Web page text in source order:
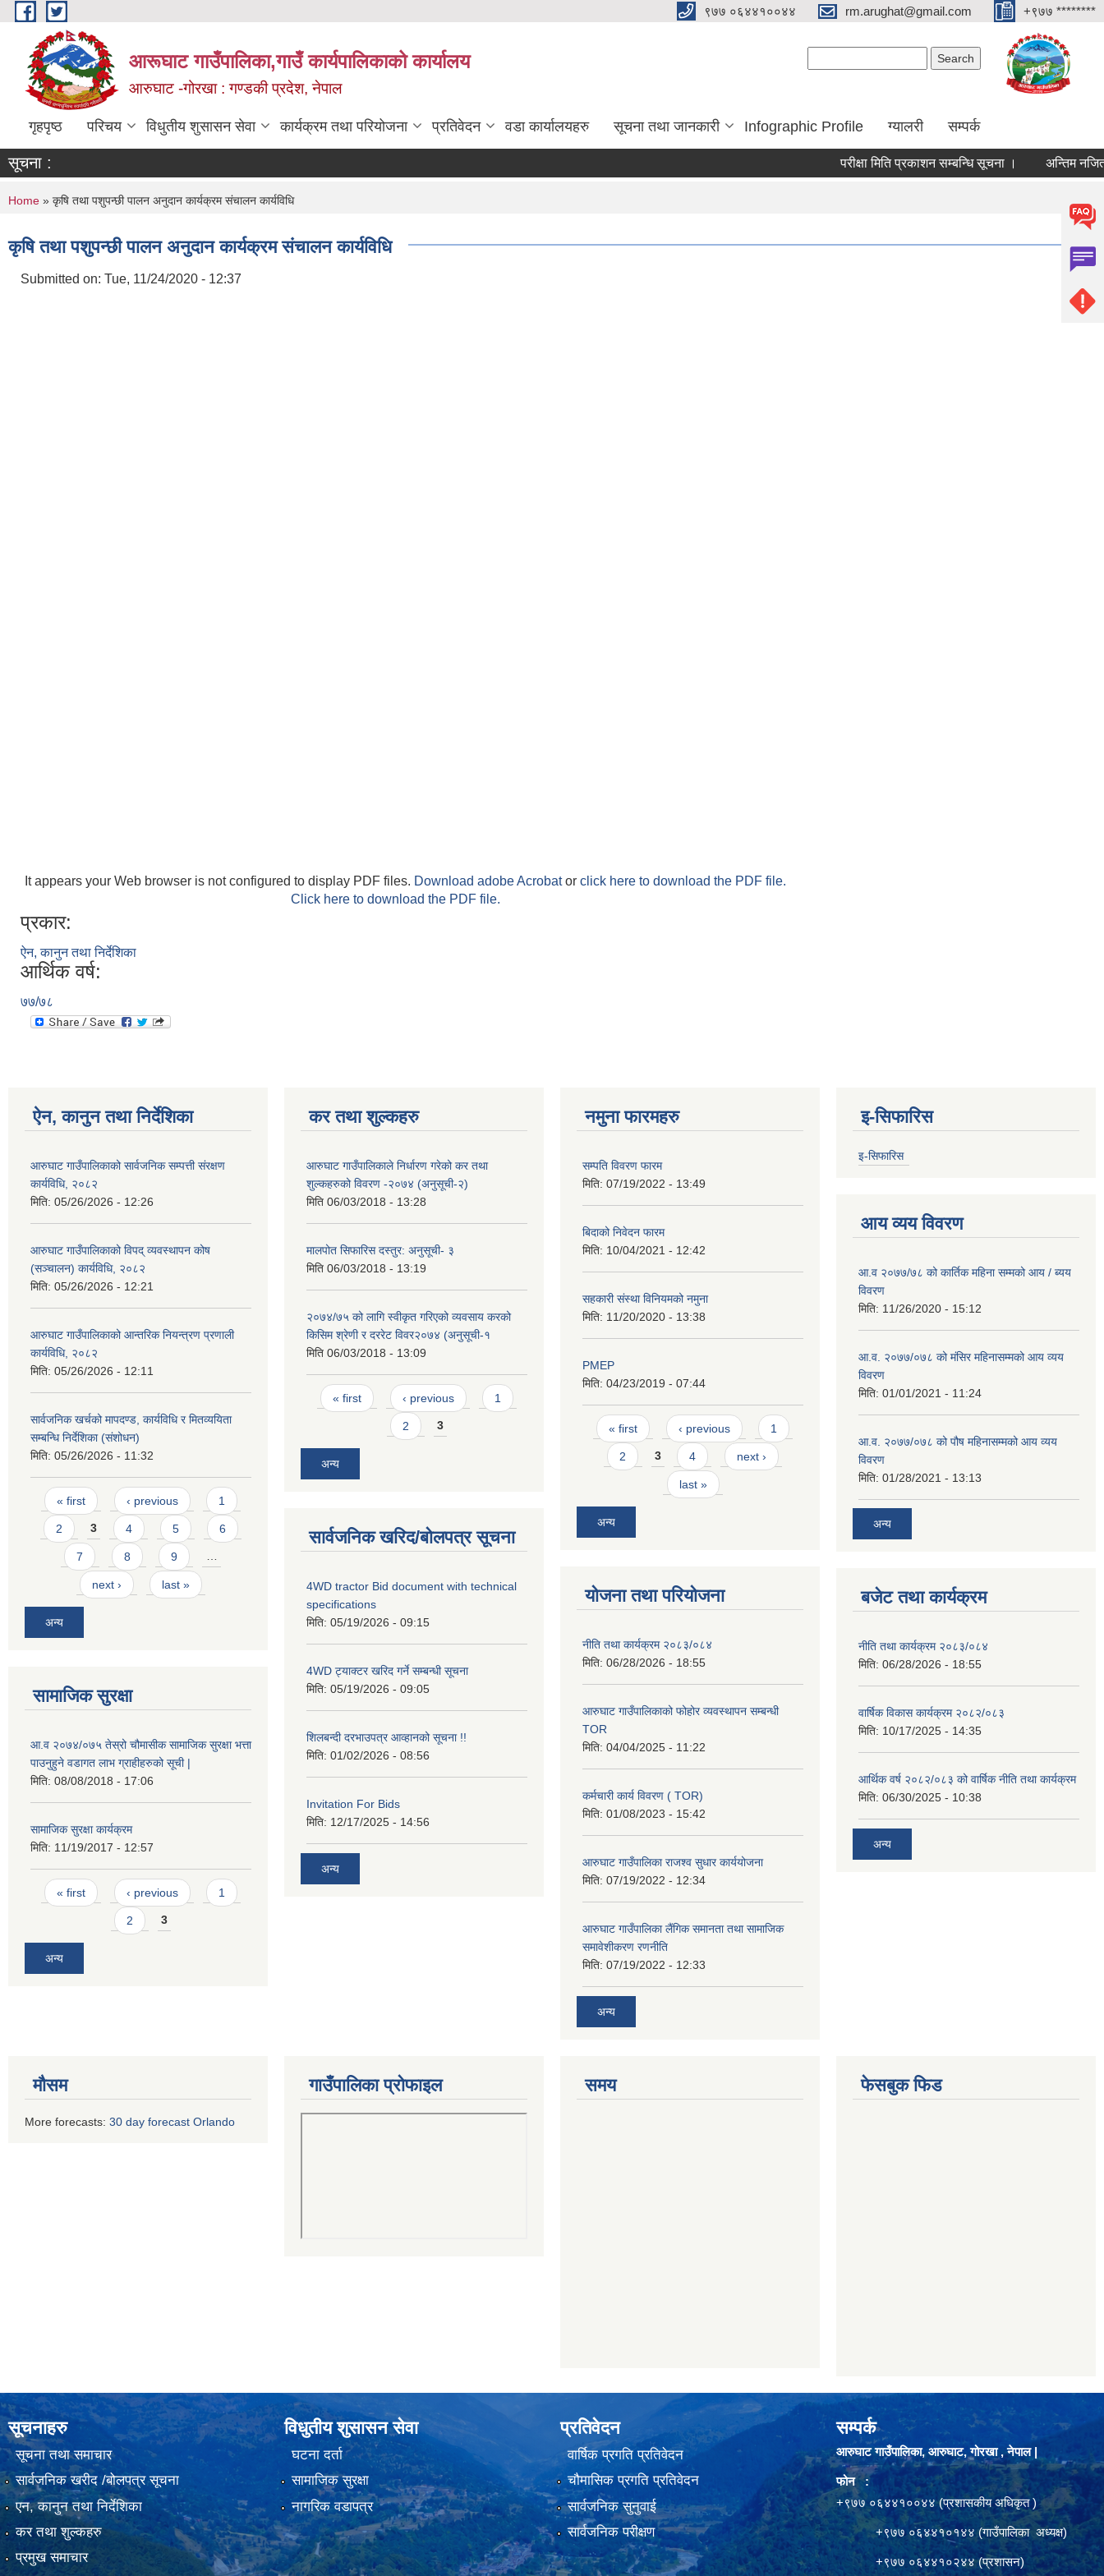
Skip to main content ९७७ ०६४४१००४४ rm.arughat@gmail.com +९७७ ********
आरूघाट गाउँपालिका,गाउँ कार्यपालिकाको कार्यालय
आरुघाट -गोरखा : गण्डकी प्रदेश, नेपाल
गृहपृष्ठ परिचय विधुतीय शुसासन सेवा कार्यक्रम तथा परियोजना प्रतिवेदन वडा कार्यालयहरु सूचना तथा जानकारी Infographic Profile ग्यालरी सम्पर्क
सूचना : परीक्षा मिति प्रकाशन सम्बन्धि सूचना । अन्तिम नजिता
You are here
Home » कृषि तथा पशुपन्छी पालन अनुदान कार्यक्रम संचालन कार्यविधि
कृषि तथा पशुपन्छी पालन अनुदान कार्यक्रम संचालन कार्यविधि
Submitted on: Tue, 11/24/2020 - 12:37
It appears your Web browser is not configured to display PDF files. Download adobe Acrobator click here to download the PDF file.
Click here to download the PDF file.
प्रकार:
ऐन, कानुन तथा निर्देशिका
आर्थिक वर्ष:
७७/७८
ऐन, कानुन तथा निर्देशिका
आरुघाट गाउँपालिकाको सार्वजनिक सम्पत्ती संरक्षण
कार्यविधि, २०८२
मिति: 05/26/2026 - 12:26
आरुघाट गाउँपालिकाको विपद् व्यवस्थापन कोष
(सञ्चालन) कार्यविधि, २०८२
मिति: 05/26/2026 - 12:21
आरुघाट गाउँपालिकाको आन्तरिक नियन्त्रण प्रणाली
कार्यविधि, २०८२
मिति: 05/26/2026 - 12:11
सार्वजनिक खर्चको मापदण्ड, कार्यविधि र मितव्ययिता
सम्बन्धि निर्देशिका (संशोधन)
मिति: 05/26/2026 - 11:32
Pages
« first ‹ previous 1
2 3 4 5 6
7 8 9 …
next › last »
अन्य
सामाजिक सुरक्षा
आ.व २०७४/०७५ तेस्रो चौमासीक सामाजिक सुरक्षा भत्ता
पाउनुहुने वडागत लाभ ग्राहीहरुको सूची |
मिति: 08/08/2018 - 17:06
सामाजिक सुरक्षा कार्यक्रम
मिति: 11/19/2017 - 12:57
Pages
« first ‹ previous 1
2 3
अन्य
कर तथा शुल्कहरु
आरुघाट गाउँपालिकाले निर्धारण गरेको कर तथा
शुल्कहरुको विवरण -२०७४ (अनुसूची-२)
मिति 06/03/2018 - 13:28
मालपोत सिफारिस दस्तुर: अनुसूची- ३
मिति 06/03/2018 - 13:19
२०७४/७५ को लागि स्वीकृत गरिएको व्यवसाय करको
किसिम श्रेणी र दररेट विवर२०७४ (अनुसूची-१
मिति 06/03/2018 - 13:09
Pages
« first ‹ previous 1
2 3
अन्य
सार्वजनिक खरिद/बोलपत्र सूचना
4WD tractor Bid document with technical
specifications
मिति: 05/19/2026 - 09:15
4WD ट्याक्टर खरिद गर्ने सम्बन्धी सूचना
मिति: 05/19/2026 - 09:05
शिलबन्दी दरभाउपत्र आव्हानको सूचना !!
मिति: 01/02/2026 - 08:56
Invitation For Bids
मिति: 12/17/2025 - 14:56
अन्य
नमुना फारमहरु
सम्पति विवरण फारम
मिति: 07/19/2022 - 13:49
बिदाको निवेदन फारम
मिति: 10/04/2021 - 12:42
सहकारी संस्था विनियमको नमुना
मिति: 11/20/2020 - 13:38
PMEP
मिति: 04/23/2019 - 07:44
Pages
« first ‹ previous 1
2 3 4 next ›
last »
अन्य
योजना तथा परियोजना
नीति तथा कार्यक्रम २०८३/०८४
मिति: 06/28/2026 - 18:55
आरुघाट गाउँपालिकाको फोहोर व्यवस्थापन सम्बन्धी
TOR
मिति: 04/04/2025 - 11:22
कर्मचारी कार्य विवरण ( TOR)
मिति: 01/08/2023 - 15:42
आरुघाट गाउँपालिका राजश्व सुधार कार्ययोजना
मिति: 07/19/2022 - 12:34
आरुघाट गाउँपालिका लैंगिक समानता तथा सामाजिक
समावेशीकरण रणनीति
मिति: 07/19/2022 - 12:33
अन्य
इ-सिफारिस
इ-सिफारिस
आय व्यय विवरण
आ.व २०७७/७८ को कार्तिक महिना सम्मको आय / ब्यय
विवरण
मिति: 11/26/2020 - 15:12
आ.व. २०७७/०७८ को मंसिर महिनासम्मको आय व्यय
विवरण
मिति: 01/01/2021 - 11:24
आ.व. २०७७/०७८ को पौष महिनासम्मको आय व्यय
विवरण
मिति: 01/28/2021 - 13:13
अन्य
बजेट तथा कार्यक्रम
नीति तथा कार्यक्रम २०८३/०८४
मिति: 06/28/2026 - 18:55
वार्षिक विकास कार्यक्रम २०८२/०८३
मिति: 10/17/2025 - 14:35
आर्थिक वर्ष २०८२/०८३ को वार्षिक नीति तथा कार्यक्रम
मिति: 06/30/2025 - 10:38
अन्य
मौसम
More forecasts: 30 day forecast Orlando
गाउँपालिका प्रोफाइल समय फेसबुक फिड
सूचनाहरु
सूचना तथा समाचार
सार्वजनिक खरीद /बोलपत्र सूचना
एन, कानुन तथा निर्देशिका
कर तथा शुल्कहरु
प्रमुख समाचार
विधुतीय शुसासन सेवा
घटना दर्ता
सामाजिक सुरक्षा
नागरिक वडापत्र
प्रतिवेदन
वार्षिक प्रगति प्रतिवेदन
चौमासिक प्रगति प्रतिवेदन
सार्वजनिक सुनुवाई
सार्वजनिक परीक्षण
सम्पर्क
आरुघाट गाउँपालिका, आरुघाट, गोरखा , नेपाल |
फोन :
+९७७ ०६४४१००४४ (प्रशासकीय अधिकृत )
+९७७ ०६४४१०१४४ (गाउँपालिका अध्यक्ष)
+९७७ ०६४४१०२४४ (प्रशासन)